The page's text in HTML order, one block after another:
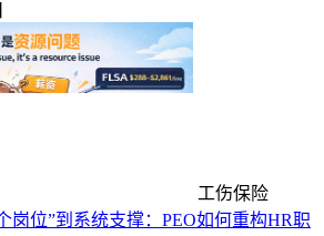
工伤保险
岗位”到系统支撑：PEO如何重构HR职